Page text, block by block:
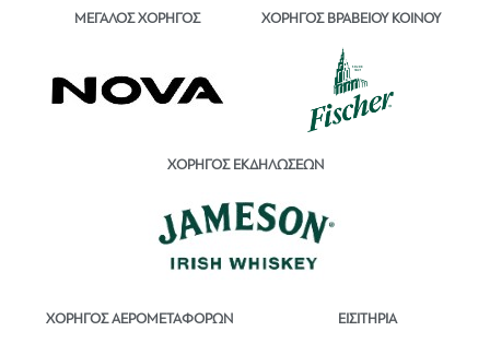
ΜΕΓΑΛΟΣ ΧΟΡΗΓΟΣ ΧΟΡΗΓΟΣ ΒΡΑΒΕΙΟΥ ΚΟΙΝΟΥ
ΧΟΡΗΓΟΣ ΕΚΔΗΛΩΣΕΩΝ
ΧΟΡΗΓΟΣ ΑΕΡΟΜΕΤΑΦΟΡΩΝ ΕΙΣΙΤΗΡΙΑ